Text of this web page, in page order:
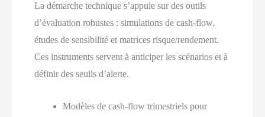
La démarche technique s’appuie sur des outils
d’évaluation robustes : simulations de cash-flow,
études de sensibilité et matrices risque/rendement.
Ces instruments servent à anticiper les scénarios et à
définir des seuils d’alerte.
Modèles de cash-flow trimestriels pour